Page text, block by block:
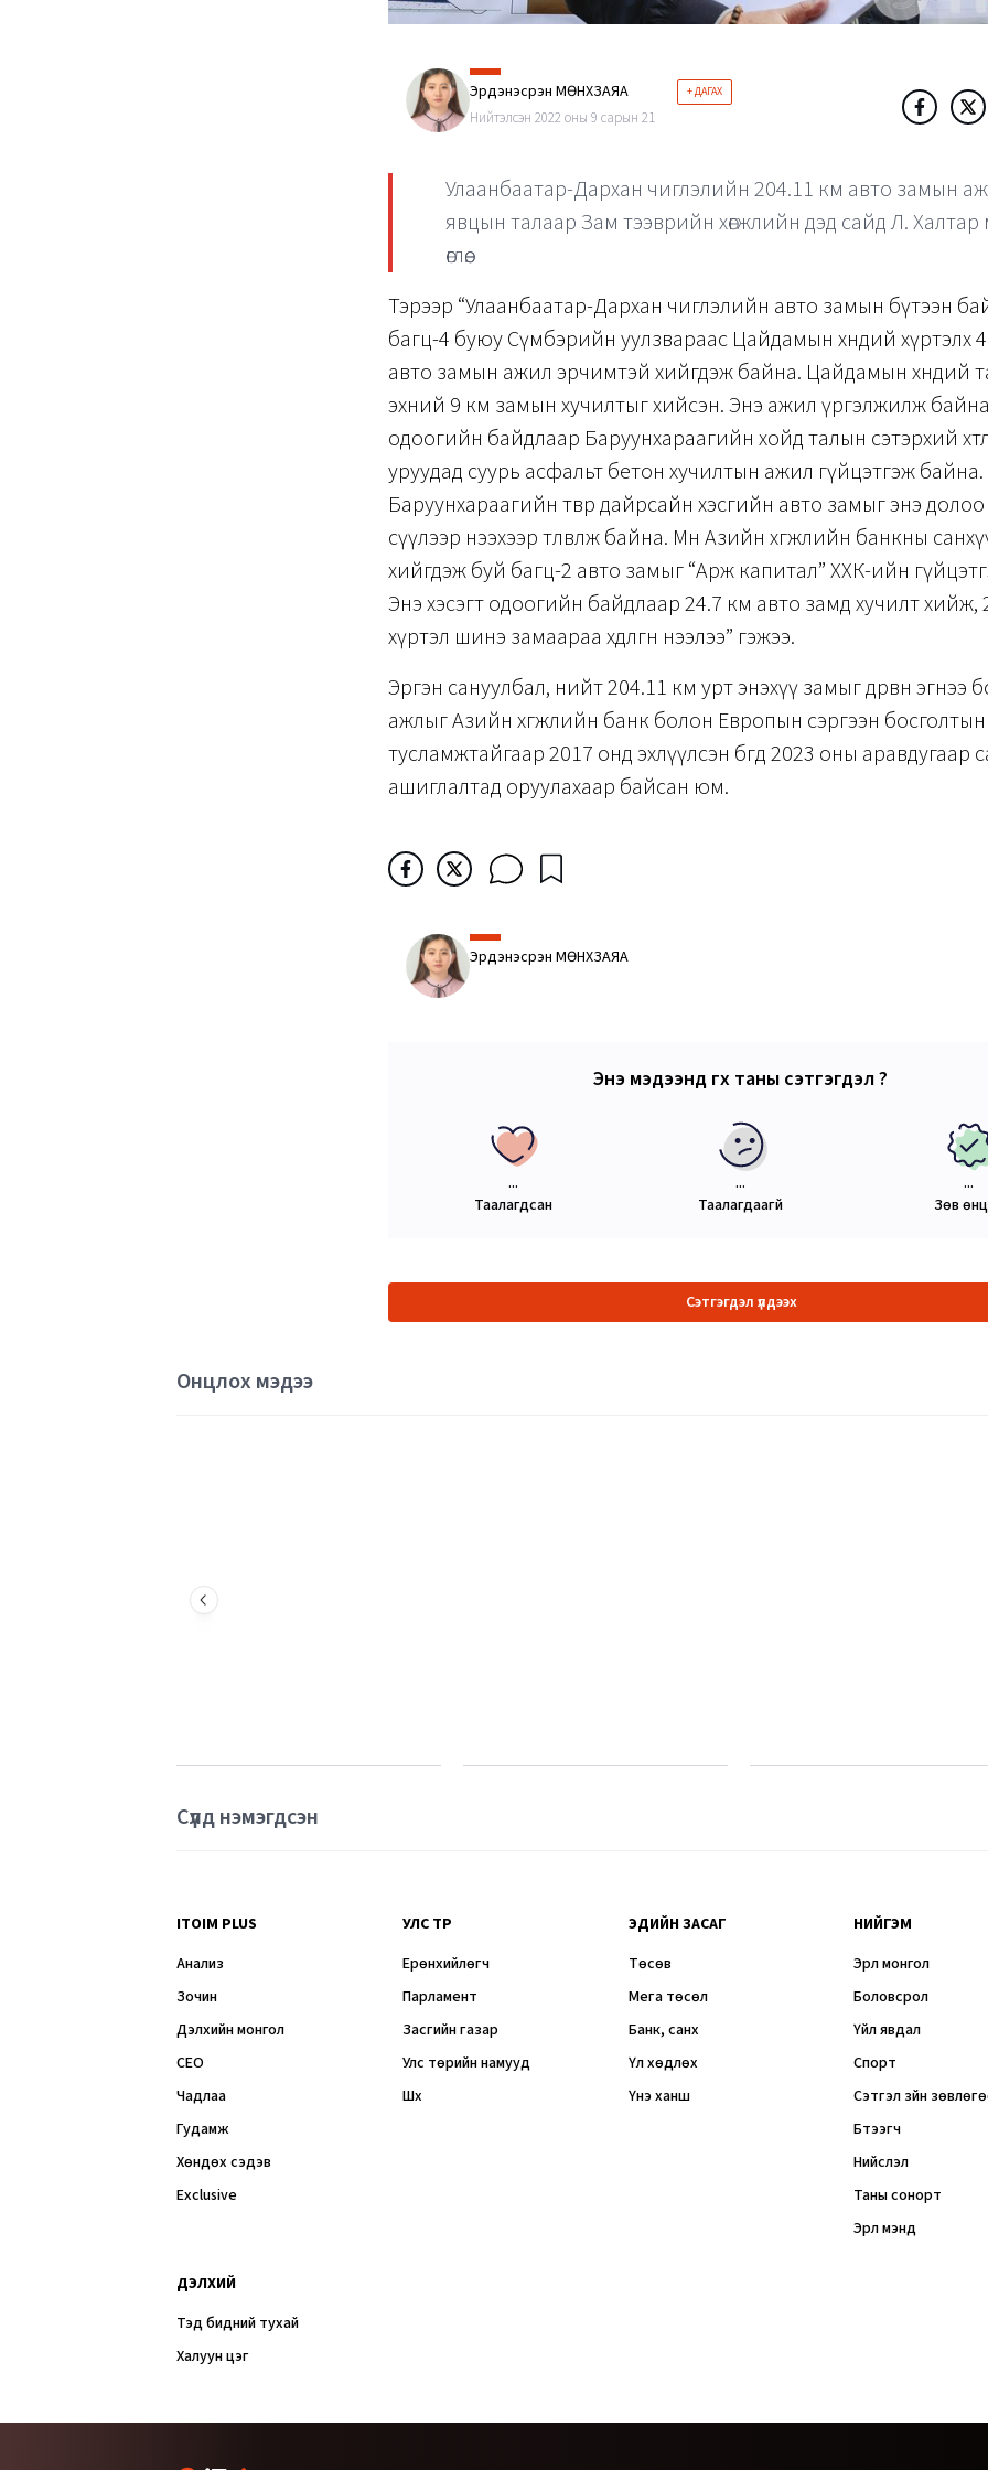
Эрдэнэсүрэн МӨНХЗАЯА + ДАГАХ
Нийтэлсэн 2022 оны 9 сарын 21
Улаанбаатар-Дархан чиглэлийн 204.11 км авто замын
явцын талаар Зам тээврийн хөгжлийн дэд сайд Л. Халтар
өглөө.
Тэрээр “Улаанбаатар-Дархан чиглэлийн авто замын бүтээн
багц-4 буюу Сүмбэрийн уулзвараас Цайдамын хөндий хүртэлх
авто замын ажил эрчимтэй хийгдэж байна. Цайдамын хөндий
эхний 9 км замын хучилтыг хийсэн. Энэ ажил үргэлжилж
одоогийн байдлаар Баруунхараагийн хойд талын сэтэрхий
уруудад суурь асфальт бетон хучилтын ажил гүйцэтгэж байна.
Баруунхараагийн төвөөр дайрсайн хэсгийн авто замыг энэ
сүүлээр нээхээр төлөвлөж байна. Мөн Азийн хөгжлийн банкны
хийгдэж буй багц-2 авто замыг “Арж капитал” ХХК-ийн
Энэ хэсэгт одоогийн байдлаар 24.7 км авто замд хучилт хийж,
хүртэл шинэ замаараа хөдөлгөөнөө нээлээ” гэжээ.
Эргэн сануулбал, нийт 204.11 км урт энэхүү замыг дөрвөн эгнээ
ажлыг Азийн хөгжлийн банк болон Европын сэргээн
тусламжтайгаар 2017 онд эхлүүлсэн бөгөөд 2023 оны аравдугаар
ашиглалтад оруулахаар байсан юм.
Эрдэнэсүрэн МӨНХЗАЯА
Энэ мэдээнд өгөх таны сэтгэгдэл ?
...
Таалагдсан
...
Таалагдаагүй
...
Зөв
Сэтгэгдэл үлдээх
Онцлох мэдээ
Сүүлд нэмэгдсэн
ITOIM PLUS
Анализ
Зочин
Дэлхийн монгол
CEO
Чадлаа
Гудамж
Хөндөх сэдэв
Exclusive
УЛС ТӨР
Ерөнхийлөгч
Парламент
Засгийн газар
Улс төрийн намууд
Шүүх
ЭДИЙН ЗАСАГ
Төсөв
Мега төсөл
Банк, санхүү
Үл хөдлөх
Үнэ ханш
НИЙГЭМ
Эрүүл монгол
Боловсрол
Үйл явдал
Спорт
Сэтгэл зүйн
Бүтээгч
Нийслэл
Таны сонорт
Эрүүл мэнд
ДЭЛХИЙ
Тэд бидний тухай
Халуун цэг